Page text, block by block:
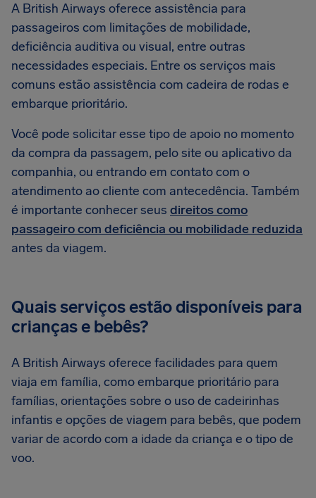
A British Airways oferece assistência para
passageiros com limitações de mobilidade,
deficiência auditiva ou visual, entre outras
necessidades especiais. Entre os serviços mais
comuns estão assistência com cadeira de rodas e
embarque prioritário.
Você pode solicitar esse tipo de apoio no momento
da compra da passagem, pelo site ou aplicativo da
companhia, ou entrando em contato com o
atendimento ao cliente com antecedência. Também
é importante conhecer seus direitos como
passageiro com deficiência ou mobilidade reduzida
antes da viagem.
Quais serviços estão disponíveis para
crianças e bebês?
A British Airways oferece facilidades para quem
viaja em família, como embarque prioritário para
famílias, orientações sobre o uso de cadeirinhas
infantis e opções de viagem para bebês, que podem
variar de acordo com a idade da criança e o tipo de
voo.